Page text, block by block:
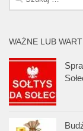
WAŻNE LUB